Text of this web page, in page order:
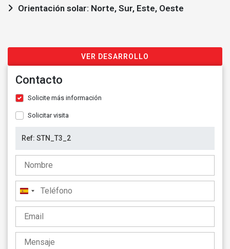
Orientación solar: Norte, Sur, Este, Oeste
VER DESARROLLO
Contacto
Solicite más información
Solicitar visita
España
+34